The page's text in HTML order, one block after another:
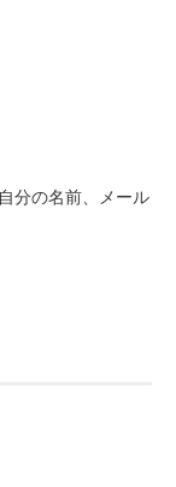
分の名前、メール